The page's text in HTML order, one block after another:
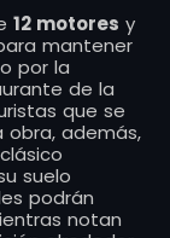
12 motores y
mantener
por la
de la
que se
obra, además,
suelo
podrán
notan